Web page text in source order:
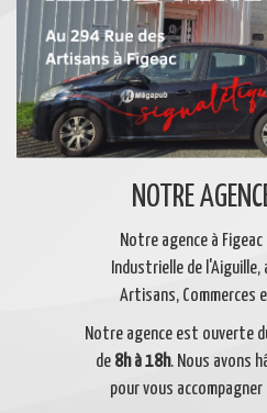
NOTRE
Notre agence à
Industrielle de l'Aiguille,
Artisans, Commerces
Notre agence est ouverte
de 8h à 18h. Nous avons
pour vous